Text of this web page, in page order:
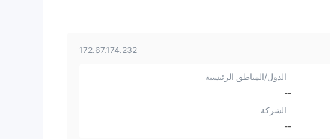
172.67.174.232
الدول/المناطق الرئيسية
--
الشركة
--